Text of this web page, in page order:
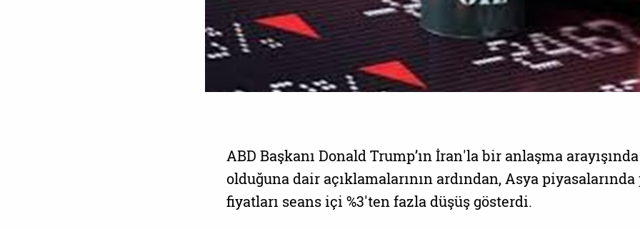
ABD Başkanı Donald Trump’ın İran'la bir anlaşma arayışında
olduğuna dair açıklamalarının ardından, Asya
fiyatları seans içi %3'ten fazla düşüş gösterdi.